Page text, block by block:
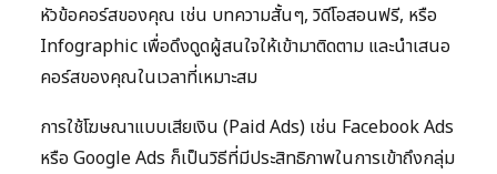
หัวข้อคอร์สของคุณ เช่น บทความสั้นๆ, วิดีโอสอนฟรี, หรือ
Infographic เพื่อดึงดูดผู้สนใจให้เข้ามาติดตาม และนำเสนอ
คอร์สของคุณในเวลาที่เหมาะสม
การใช้โฆษณาแบบเสียเงิน (Paid Ads) เช่น Facebook Ads
หรือ Google Ads ก็เป็นวิธีที่มีประสิทธิภาพในการเข้าถึงกลุ่ม